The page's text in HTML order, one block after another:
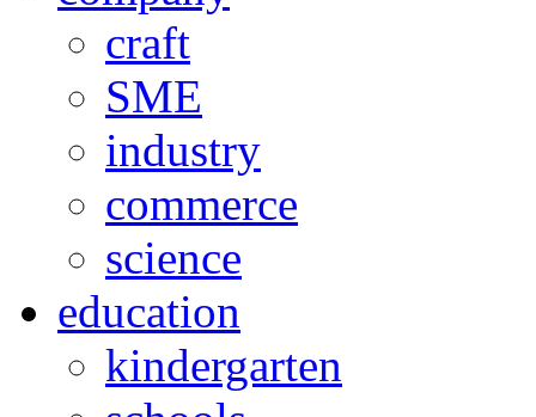
craft
SME
industry
commerce
science
education
kindergarten